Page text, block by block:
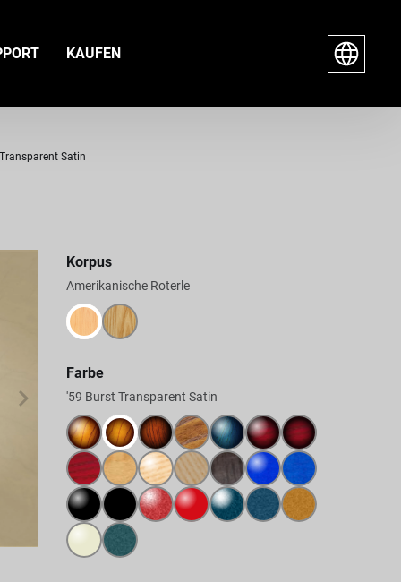
KAUFEN
Satin
Korpus
Amerikanische Roterle
Farbe
'59 Burst Transparent Satin